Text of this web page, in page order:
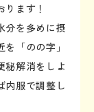
ます！
分を多めに摂
「のの字」
秘解消をしよ
内服で調整し